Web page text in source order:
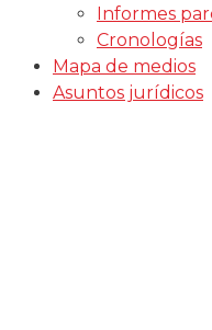
Informes
Cronologías
Mapa de medios
Asuntos jurídicos